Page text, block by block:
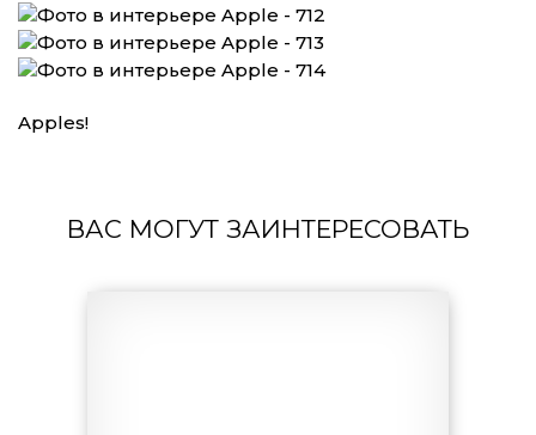
Apples!
ВАС МОГУТ ЗАИНТЕРЕСОВАТЬ